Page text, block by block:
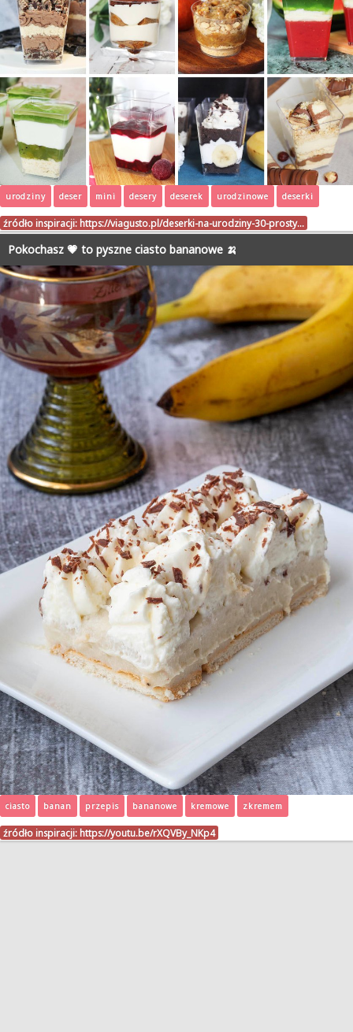
urodziny deser mini desery deserek urodzinowe deserki
źródło inspiracji: https://viagusto.pl/deserki-na-urodziny-30-prosty…
Pokochasz 💗 to pyszne ciasto bananowe 🍌
ciasto banan przepis bananowe kremowe zkremem
źródło inspiracji: https://youtu.be/rXQVBy_NKp4